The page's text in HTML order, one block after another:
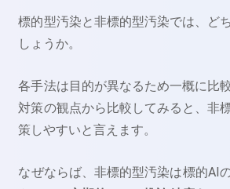
標的型汚染と非標的型汚染では、ど
しょうか。
各手法は目的が異なるため一概に比
対策の観点から比較してみると、非
策しやすいと言えます。
なぜならば、非標的型汚染は標的AI